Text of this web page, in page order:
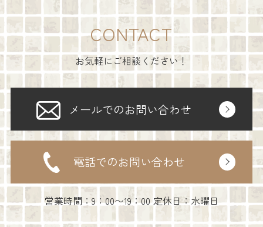
CONTACT
お気軽にご相談ください！
メールでのお問い合わせ
電話でのお問い合わせ
営業時間：9：00〜19：00 定休日：水曜日